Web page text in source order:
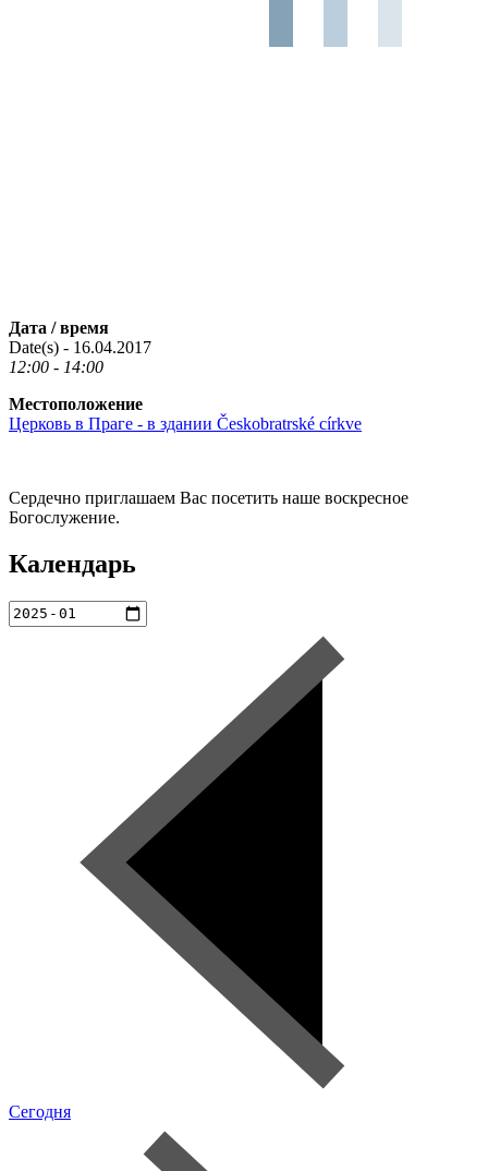
Дата / время
Date(s) - 16.04.2017
12:00 - 14:00
Местоположение
Церковь в Праге - в здании Českobratrské církve
Сердечно приглашаем Вас посетить наше воскресное
Богослужение.
Календарь
Сегодня